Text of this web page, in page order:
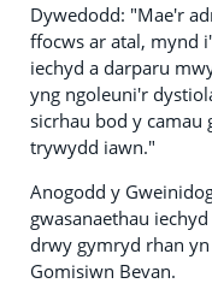
Dywedodd: "Mae'r
ffocws ar atal, mynd
iechyd a darparu
yng ngoleuni'r
sicrhau bod y
trywydd iawn."
Anogodd y
gwasanaethau
drwy gymryd rhan
Gomisiwn Bevan.